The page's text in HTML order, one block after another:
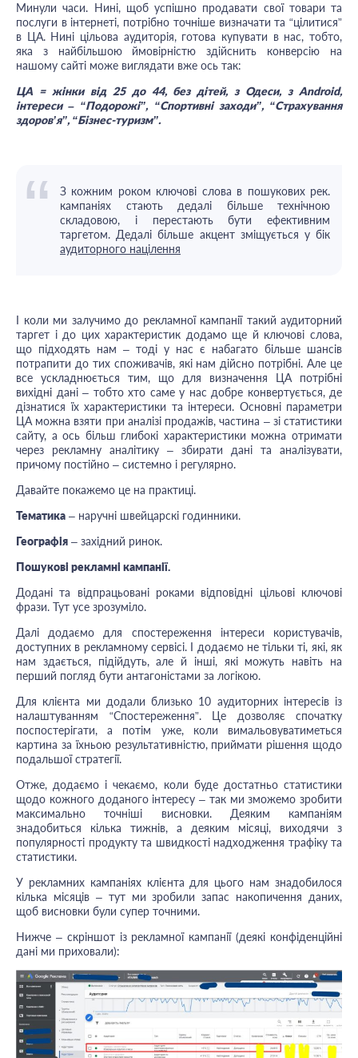
Минули часи. Нині, щоб успішно продавати свої товари та
послуги в інтернеті, потрібно точніше визначати та “цілитися”
в ЦА. Нині цільова аудиторія, готова купувати в нас, тобто,
яка з найбільшою ймовірністю здійснить конверсію на
нашому сайті може виглядати вже ось так:
ЦА = жінки від 25 до 44, без дітей, з Одеси, з Android,
інтереси – “Подорожі”, “Спортивні заходи”, “Страхування
здоров’я”, “Бізнес-туризм”.
З кожним роком ключові слова в пошукових рек.
кампаніях стають дедалі більше технічною
складовою, і перестають бути ефективним
таргетом. Дедалі більше акцент зміщується у бік
аудиторного націлення
І коли ми залучимо до рекламної кампанії такий аудиторний
таргет і до цих характеристик додамо ще й ключові слова,
що підходять нам – тоді у нас є набагато більше шансів
потрапити до тих споживачів, які нам дійсно потрібні. Але це
все ускладнюється тим, що для визначення ЦА потрібні
вихідні дані – тобто хто саме у нас добре конвертується, де
дізнатися їх характеристики та інтереси. Основні параметри
ЦА можна взяти при аналізі продажів, частина – зі статистики
сайту, а ось більш глибокі характеристики можна отримати
через рекламну аналітику – збирати дані та аналізувати,
причому постійно – системно і регулярно.
Давайте покажемо це на практиці.
Тематика – наручні швейцарскі годинники.
Географія – західний ринок.
Пошукові рекламні кампанії.
Додані та відпрацьовані роками відповідні цільові ключові
фрази. Тут усе зрозуміло.
Далі додаємо для спостереження інтереси користувачів,
доступних в рекламному сервісі. І додаємо не тільки ті, які, як
нам здається, підійдуть, але й інші, які можуть навіть на
перший погляд бути антагоністами за логікою.
Для клієнта ми додали близько 10 аудиторних інтересів із
налаштуванням “Спостереження”. Це дозволяє спочатку
поспостерігати, а потім уже, коли вимальовуватиметься
картина за їхньою результативністю, приймати рішення щодо
подальшої стратегії.
Отже, додаємо і чекаємо, коли буде достатньо статистики
щодо кожного доданого інтересу – так ми зможемо зробити
максимально точніші висновки. Деяким кампаніям
знадобиться кілька тижнів, а деяким місяці, виходячи з
популярності продукту та швидкості надходження трафіку та
статистики.
У рекламних кампаніях клієнта для цього нам знадобилося
кілька місяців – тут ми зробили запас накопичення даних,
щоб висновки були супер точними.
Нижче – скріншот із рекламної кампанії (деякі конфіденційні
дані ми приховали):